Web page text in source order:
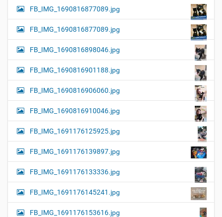
FB_IMG_1690816877089.jpg
FB_IMG_1690816877089.jpg
FB_IMG_1690816898046.jpg
FB_IMG_1690816901188.jpg
FB_IMG_1690816906060.jpg
FB_IMG_1690816910046.jpg
FB_IMG_1691176125925.jpg
FB_IMG_1691176139897.jpg
FB_IMG_1691176133336.jpg
FB_IMG_1691176145241.jpg
FB_IMG_1691176153616.jpg